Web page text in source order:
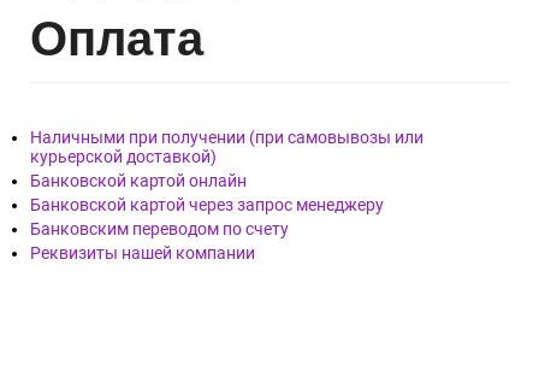
Оплата
Наличными при получении (при самовывозы или
курьерской доставкой)
Банковской картой онлайн
Банковской картой через запрос менеджеру
Банковским переводом по счету
Реквизиты нашей компании